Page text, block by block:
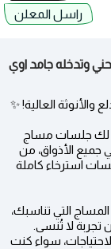
راسل المعلن
وتدخله جامد اوي
العالية! ✨
لك جلسات مساج
جميع الأذواق، من
استرخاء كاملة
التي تناسبك،
تجربة لا تُنسى.
سواء كنت